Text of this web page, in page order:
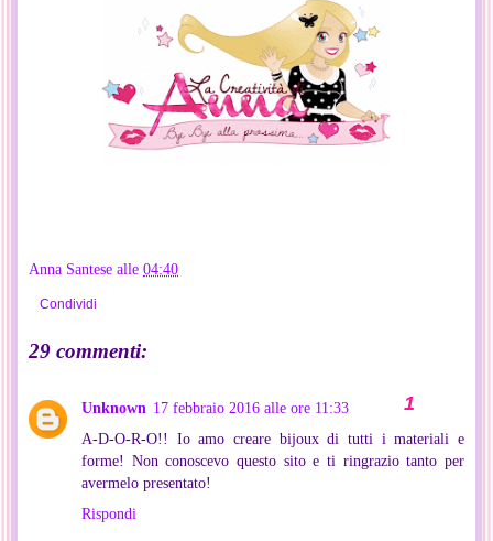
Anna Santese alle 04:40
Condividi
29 commenti:
Unknown 17 febbraio 2016 alle ore 11:33
A-D-O-R-O!! Io amo creare bijoux di tutti i materiali e
forme! Non conoscevo questo sito e ti ringrazio tanto per
avermelo presentato!
Rispondi